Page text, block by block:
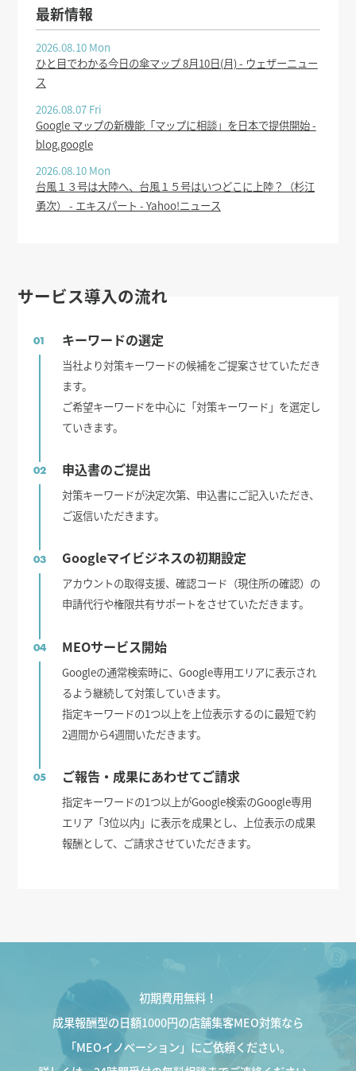
最新情報
2026.08.10 Mon
ひと目でわかる今日の傘マップ 8月10日(月) - ウェザーニュー
ス
2026.08.07 Fri
Google マップの新機能「マップに相談」を日本で提供開始 -
blog.google
2026.08.10 Mon
台風１３号は大陸へ、台風１５号はいつどこに上陸？（杉江
勇次） - エキスパート - Yahoo!ニュース
サービス導入の流れ
01 キーワードの選定
当社より対策キーワードの候補をご提案させていただき
ます。
ご希望キーワードを中心に「対策キーワード」を選定し
ていきます。
02 申込書のご提出
対策キーワードが決定次第、申込書にご記入いただき、
ご返信いただきます。
03 Googleマイビジネスの初期設定
アカウントの取得支援、確認コード（現住所の確認）の
申請代行や権限共有サポートをさせていただきます。
04 MEOサービス開始
Googleの通常検索時に、Google専用エリアに表示され
るよう継続して対策していきます。
指定キーワードの1つ以上を上位表示するのに最短で約
2週間から4週間いただきます。
05 ご報告・成果にあわせてご請求
指定キーワードの1つ以上がGoogle検索のGoogle専用
エリア「3位以内」に表示を成果とし、上位表示の成果
報酬として、ご請求させていただきます。
初期費用無料！
成果報酬型の日額1000円の店舗集客MEO対策なら
「MEOイノベーション」にご依頼ください。